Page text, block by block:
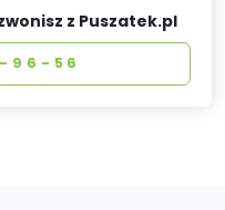
z Puszatek.pl
96-56